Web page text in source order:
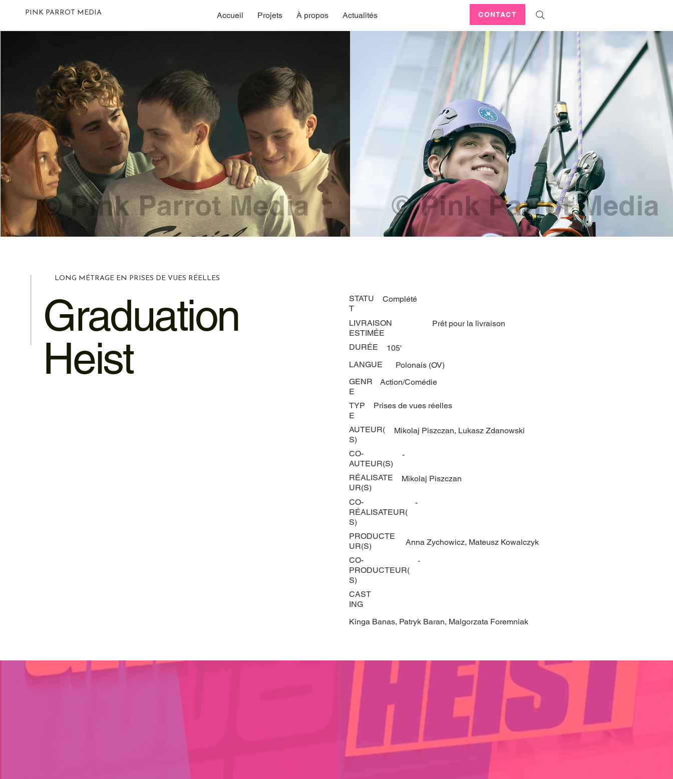
PINK PARROT MEDIA Accueil Projets À propos Actualités CONTACT
LONG MÉTRAGE EN PRISES DE VUES RÉELLES
Graduation
Heist
STATU
T
Complété
LIVRAISON
ESTIMÉE
Prêt pour la livraison
DURÉE
105'
LANGUE
Polonais (OV)
GENR
E
Action/Comédie
TYP
E
Prises de vues réelles
AUTEUR(
S)
Mikolaj Piszczan, Lukasz Zdanowski
CO-
AUTEUR(S)
-
RÉALISATE
UR(S)
Mikolaj Piszczan
CO-
RÉALISATEUR(
S)
-
PRODUCTE
UR(S)
Anna Zychowicz, Mateusz Kowalczyk
CO-
PRODUCTEUR(
S)
-
CAST
ING
Kinga Banas, Patryk Baran, Malgorzata Foremniak